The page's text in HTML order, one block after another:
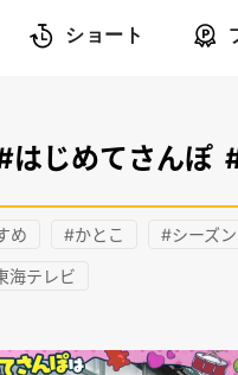
ショート
はじめてさんぽ
め #かとこ #シーズン
海テレビ